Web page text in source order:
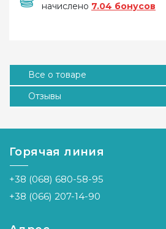
начислено 7.04 бонусов
Все о товаре
Отзывы
Горячая линия
+38 (068) 680-58-95
+38 (066) 207-14-90